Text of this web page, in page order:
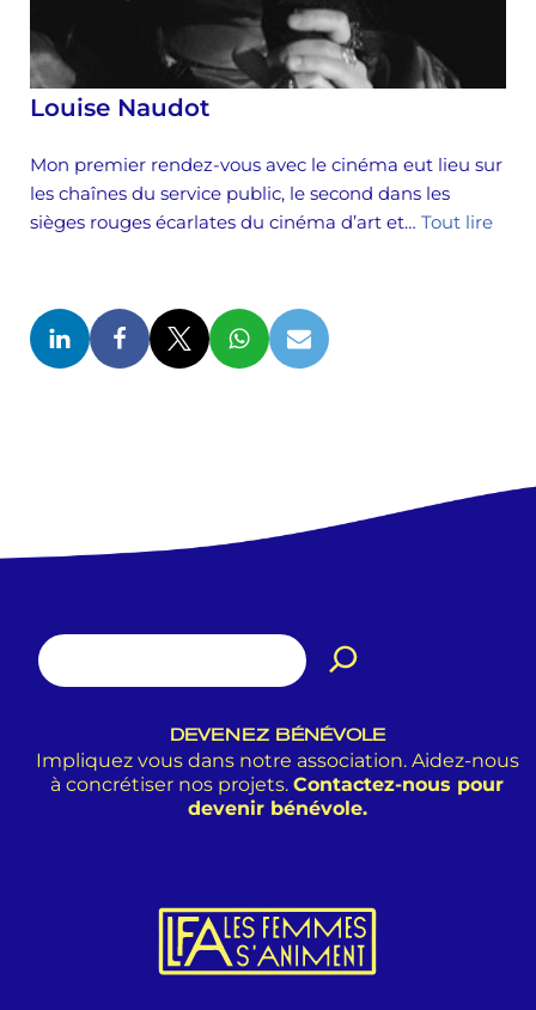
Louise Naudot
Mon premier rendez-vous avec le cinéma eut lieu sur
les chaînes du service public, le second dans les
sièges rouges écarlates du cinéma d’art et… Tout lire
DEVENEZ BÉNÉVOLE
Impliquez vous dans notre association. Aidez-nous
à concrétiser nos projets. Contactez-nous pour
devenir bénévole.